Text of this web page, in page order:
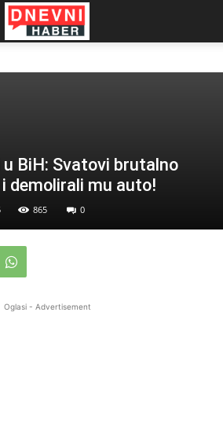
BiH: Svatovi brutalno
demolirali mu auto!
865 0
Oglasi - Advertisement